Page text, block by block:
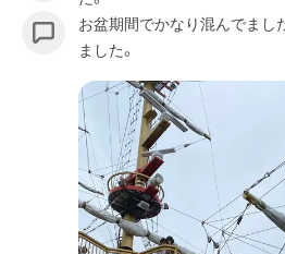
お盆期間でかなり混んでまし
ました。